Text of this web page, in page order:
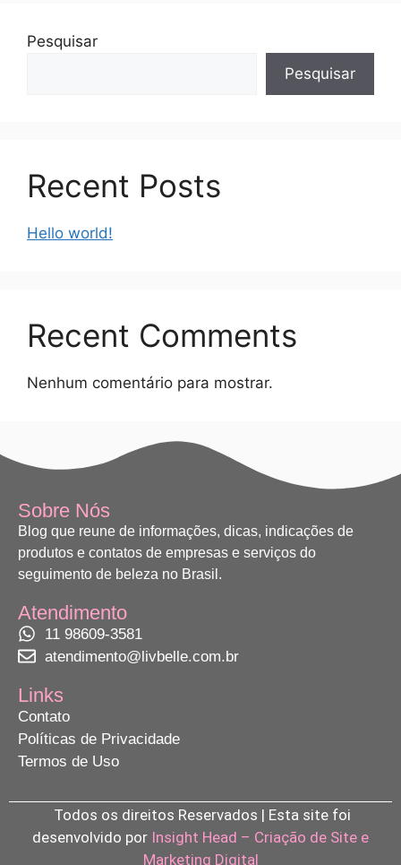
Pesquisar
Pesquisar
Recent Posts
Hello world!
Recent Comments
Nenhum comentário para mostrar.
Sobre Nós
Blog que reune de informações, dicas, indicações de
produtos e contatos de empresas e serviços do
seguimento de beleza no Brasil.
Atendimento
11 98609-3581
atendimento@livbelle.com.br
Links
Contato
Políticas de Privacidade
Termos de Uso
Todos os direitos Reservados | Esta site foi
desenvolvido por Insight Head – Criação de Site e
Marketing Digital